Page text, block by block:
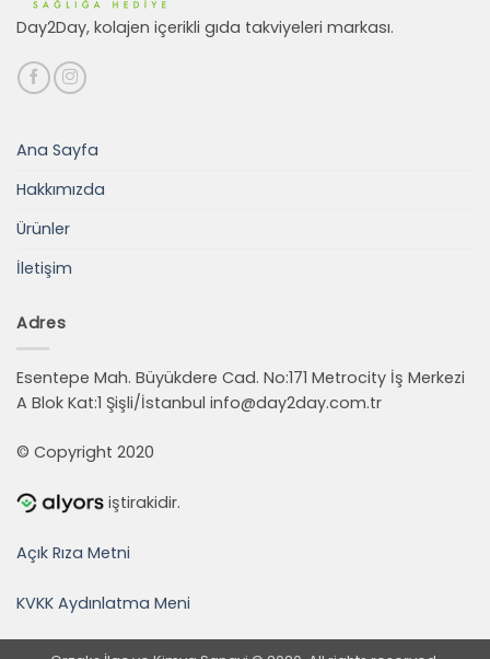
Day2Day, kolajen içerikli gıda takviyeleri markası.
Ana Sayfa
Hakkımızda
Ürünler
İletişim
Adres
Esentepe Mah. Büyükdere Cad. No:171 Metrocity İş Merkezi
A Blok Kat:1 Şişli/İstanbul info@day2day.com.tr
© Copyright 2020
iştirakidir.
Açık Rıza Metni
KVKK Aydınlatma Meni